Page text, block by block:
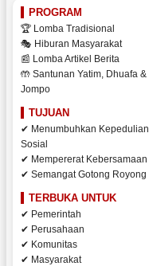
PROGRAM
🏆 Lomba Tradisional
🎭 Hiburan Masyarakat
📰 Lomba Artikel Berita
🤲 Santunan Yatim, Dhuafa &
Jompo
TUJUAN
✔ Menumbuhkan Kepedulian
Sosial
✔ Mempererat Kebersamaan
✔ Semangat Gotong Royong
TERBUKA UNTUK
✔ Pemerintah
✔ Perusahaan
✔ Komunitas
✔ Masyarakat